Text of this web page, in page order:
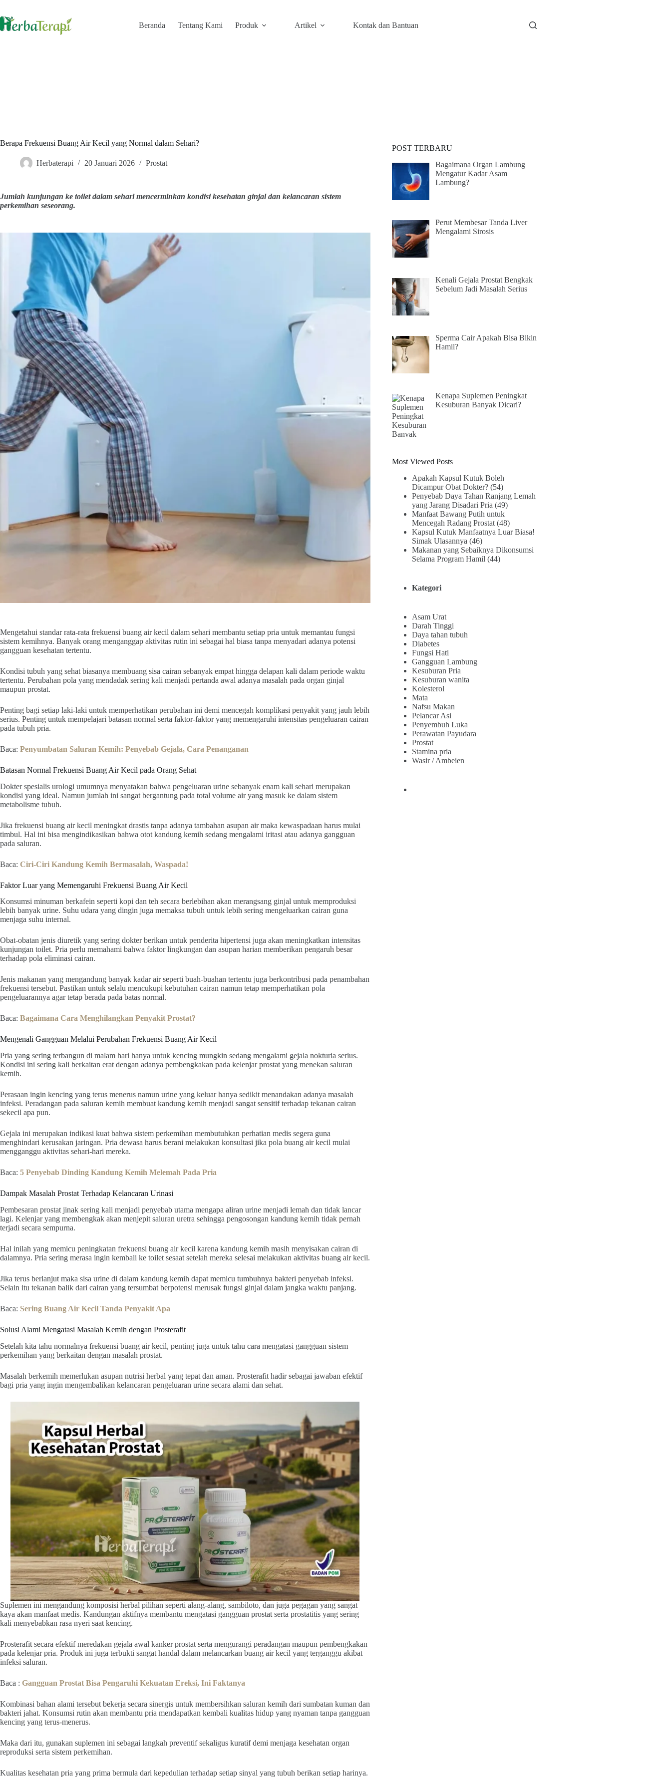
content
Beranda Tentang Kami Produk Artikel Kontak dan Bantuan
Berapa Frekuensi Buang Air Kecil yang Normal dalam Sehari?
Herbaterapi 20 Januari 2026 Prostat
Jumlah kunjungan ke toilet dalam sehari mencerminkan kondisi kesehatan ginjal dan kelancaran sistem
perkemihan seseorang.
Mengetahui standar rata-rata frekuensi buang air kecil dalam sehari membantu setiap pria untuk memantau fungsi
sistem kemihnya. Banyak orang menganggap aktivitas rutin ini sebagai hal biasa tanpa menyadari adanya potensi
gangguan kesehatan tertentu.
Kondisi tubuh yang sehat biasanya membuang sisa cairan sebanyak empat hingga delapan kali dalam periode waktu
tertentu. Perubahan pola yang mendadak sering kali menjadi pertanda awal adanya masalah pada organ ginjal
maupun prostat.
Penting bagi setiap laki-laki untuk memperhatikan perubahan ini demi mencegah komplikasi penyakit yang jauh lebih
serius. Penting untuk mempelajari batasan normal serta faktor-faktor yang memengaruhi intensitas pengeluaran cairan
pada tubuh pria.
Baca: Penyumbatan Saluran Kemih: Penyebab Gejala, Cara Penanganan
Batasan Normal Frekuensi Buang Air Kecil pada Orang Sehat
Dokter spesialis urologi umumnya menyatakan bahwa pengeluaran urine sebanyak enam kali sehari merupakan
kondisi yang ideal. Namun jumlah ini sangat bergantung pada total volume air yang masuk ke dalam sistem
metabolisme tubuh.
Jika frekuensi buang air kecil meningkat drastis tanpa adanya tambahan asupan air maka kewaspadaan harus mulai
timbul. Hal ini bisa mengindikasikan bahwa otot kandung kemih sedang mengalami iritasi atau adanya gangguan
pada saluran.
Baca: Ciri-Ciri Kandung Kemih Bermasalah, Waspada!
Faktor Luar yang Memengaruhi Frekuensi Buang Air Kecil
Konsumsi minuman berkafein seperti kopi dan teh secara berlebihan akan merangsang ginjal untuk memproduksi
lebih banyak urine. Suhu udara yang dingin juga memaksa tubuh untuk lebih sering mengeluarkan cairan guna
menjaga suhu internal.
Obat-obatan jenis diuretik yang sering dokter berikan untuk penderita hipertensi juga akan meningkatkan intensitas
kunjungan toilet. Pria perlu memahami bahwa faktor lingkungan dan asupan harian memberikan pengaruh besar
terhadap pola eliminasi cairan.
Jenis makanan yang mengandung banyak kadar air seperti buah-buahan tertentu juga berkontribusi pada penambahan
frekuensi tersebut. Pastikan untuk selalu mencukupi kebutuhan cairan namun tetap memperhatikan pola
pengeluarannya agar tetap berada pada batas normal.
Baca: Bagaimana Cara Menghilangkan Penyakit Prostat?
Mengenali Gangguan Melalui Perubahan Frekuensi Buang Air Kecil
Pria yang sering terbangun di malam hari hanya untuk kencing mungkin sedang mengalami gejala nokturia serius.
Kondisi ini sering kali berkaitan erat dengan adanya pembengkakan pada kelenjar prostat yang menekan saluran
kemih.
Perasaan ingin kencing yang terus menerus namun urine yang keluar hanya sedikit menandakan adanya masalah
infeksi. Peradangan pada saluran kemih membuat kandung kemih menjadi sangat sensitif terhadap tekanan cairan
sekecil apa pun.
Gejala ini merupakan indikasi kuat bahwa sistem perkemihan membutuhkan perhatian medis segera guna
menghindari kerusakan jaringan. Pria dewasa harus berani melakukan konsultasi jika pola buang air kecil mulai
mengganggu aktivitas sehari-hari mereka.
Baca: 5 Penyebab Dinding Kandung Kemih Melemah Pada Pria
Dampak Masalah Prostat Terhadap Kelancaran Urinasi
Pembesaran prostat jinak sering kali menjadi penyebab utama mengapa aliran urine menjadi lemah dan tidak lancar
lagi. Kelenjar yang membengkak akan menjepit saluran uretra sehingga pengosongan kandung kemih tidak pernah
terjadi secara sempurna.
Hal inilah yang memicu peningkatan frekuensi buang air kecil karena kandung kemih masih menyisakan cairan di
dalamnya. Pria sering merasa ingin kembali ke toilet sesaat setelah mereka selesai melakukan aktivitas buang air kecil.
Jika terus berlanjut maka sisa urine di dalam kandung kemih dapat memicu tumbuhnya bakteri penyebab infeksi.
Selain itu tekanan balik dari cairan yang tersumbat berpotensi merusak fungsi ginjal dalam jangka waktu panjang.
Baca: Sering Buang Air Kecil Tanda Penyakit Apa
Solusi Alami Mengatasi Masalah Kemih dengan Prosterafit
Setelah kita tahu normalnya frekuensi buang air kecil, penting juga untuk tahu cara mengatasi gangguan sistem
perkemihan yang berkaitan dengan masalah prostat.
Masalah berkemih memerlukan asupan nutrisi herbal yang tepat dan aman. Prosterafit hadir sebagai jawaban efektif
bagi pria yang ingin mengembalikan kelancaran pengeluaran urine secara alami dan sehat.
Suplemen ini mengandung komposisi herbal pilihan seperti alang-alang, sambiloto, dan juga pegagan yang sangat
kaya akan manfaat medis. Kandungan aktifnya membantu mengatasi gangguan prostat serta prostatitis yang sering
kali menyebabkan rasa nyeri saat kencing.
Prosterafit secara efektif meredakan gejala awal kanker prostat serta mengurangi peradangan maupun pembengkakan
pada kelenjar pria. Produk ini juga terbukti sangat handal dalam melancarkan buang air kecil yang terganggu akibat
infeksi saluran.
Baca : Gangguan Prostat Bisa Pengaruhi Kekuatan Ereksi, Ini Faktanya
Kombinasi bahan alami tersebut bekerja secara sinergis untuk membersihkan saluran kemih dari sumbatan kuman dan
bakteri jahat. Konsumsi rutin akan membantu pria mendapatkan kembali kualitas hidup yang nyaman tanpa gangguan
kencing yang terus-menerus.
Maka dari itu, gunakan suplemen ini sebagai langkah preventif sekaligus kuratif demi menjaga kesehatan organ
reproduksi serta sistem perkemihan.
Kualitas kesehatan pria yang prima bermula dari kepedulian terhadap setiap sinyal yang tubuh berikan setiap harinya.
POST TERBARU
Bagaimana Organ Lambung
Mengatur Kadar Asam
Lambung?
Perut Membesar Tanda Liver
Mengalami Sirosis
Kenali Gejala Prostat Bengkak
Sebelum Jadi Masalah Serius
Sperma Cair Apakah Bisa Bikin
Hamil?
Kenapa Suplemen Peningkat
Kesuburan Banyak Dicari?
Most Viewed Posts
Apakah Kapsul Kutuk Boleh
Dicampur Obat Dokter? (54)
Penyebab Daya Tahan Ranjang Lemah
yang Jarang Disadari Pria (49)
Manfaat Bawang Putih untuk
Mencegah Radang Prostat (48)
Kapsul Kutuk Manfaatnya Luar Biasa!
Simak Ulasannya (46)
Makanan yang Sebaiknya Dikonsumsi
Selama Program Hamil (44)
Kategori
Asam Urat
Darah Tinggi
Daya tahan tubuh
Diabetes
Fungsi Hati
Gangguan Lambung
Kesuburan Pria
Kesuburan wanita
Kolesterol
Mata
Nafsu Makan
Pelancar Asi
Penyembuh Luka
Perawatan Payudara
Prostat
Stamina pria
Wasir / Ambeien